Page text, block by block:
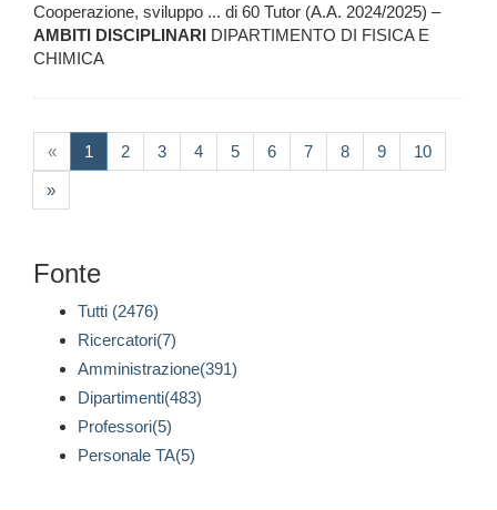
Cooperazione, sviluppo ... di 60 Tutor (A.A. 2024/2025) –
AMBITI DISCIPLINARI DIPARTIMENTO DI FISICA E
CHIMICA
« 1 (current)
2 3 4 5 6 7 8 9 10
»
Fonte
Tutti (2476)
Ricercatori(7)
Amministrazione(391)
Dipartimenti(483)
Professori(5)
Personale TA(5)